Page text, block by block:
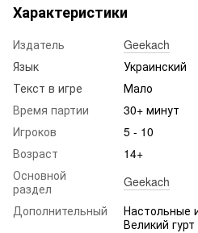
Характеристики
Издатель
Geekach
Язык
Украинский
Текст в игре
Мало
Время партии
30+ минут
Игроков
5 - 10
Возраст
14+
Основной
раздел
Geekach
Дополнительный
Настольные
Великий гурт